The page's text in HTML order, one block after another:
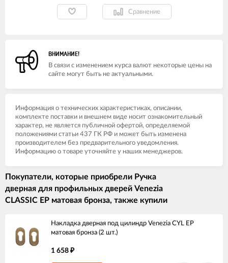
Сравнение
ВНИМАНИЕ!
В связи с изменением курса валют некоторые цены на
сайте могут быть не актуальными.
Информация о технических характеристиках, описании,
комплекте поставки и внешнем виде носит ознакомительный
характер, не является публичной офертой, определяемой
положениями статьи 437 ГК РФ и может быть изменена
производителем без предварительного уведомления.
Информацию о товаре уточняйте у наших менеджеров.
Покупатели, которые приобрели Ручка
дверная для профильных дверей Venezia
CLASSIC EP матовая бронза, также купили
Накладка дверная под цилиндр Venezia CYL EP
матовая бронза (2 шт.)
1 658 ₽